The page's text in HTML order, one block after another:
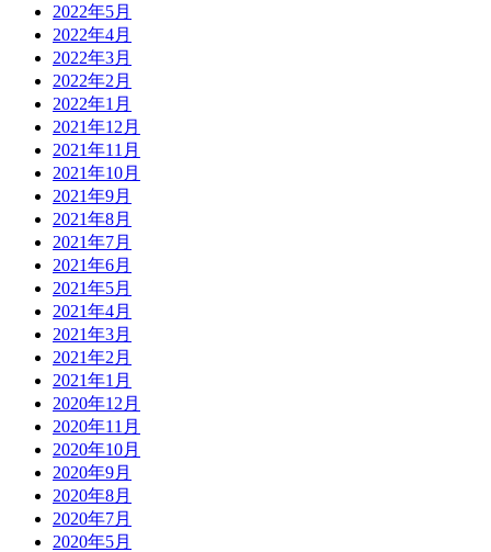
2022年5月
2022年4月
2022年3月
2022年2月
2022年1月
2021年12月
2021年11月
2021年10月
2021年9月
2021年8月
2021年7月
2021年6月
2021年5月
2021年4月
2021年3月
2021年2月
2021年1月
2020年12月
2020年11月
2020年10月
2020年9月
2020年8月
2020年7月
2020年5月